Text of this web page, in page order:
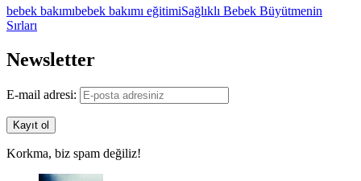
bebek bakımıbebek bakımı eğitimiSağlıklı Bebek Büyütmenin
Sırları
Newsletter
E-mail adresi:
Korkma, biz spam değiliz!